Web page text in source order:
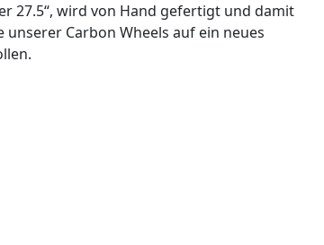
27.5“, wird von Hand gefertigt und damit
Carbon Wheels auf ein neues